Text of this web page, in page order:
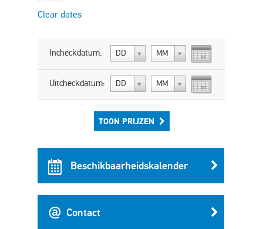
Clear dates
Incheckdatum: DD MM
Uitcheckdatum: DD MM
TOON PRIJZEN
Beschikbaarheidskalender
Contact